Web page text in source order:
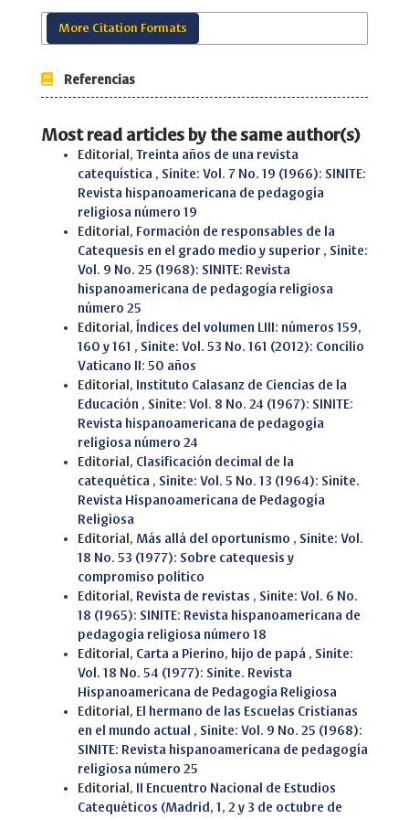
More Citation Formats
Referencias
Most read articles by the same author(s)
Editorial, Treinta años de una revista
catequística , Sinite: Vol. 7 No. 19 (1966): SINITE:
Revista hispanoamericana de pedagogía
religiosa número 19
Editorial, Formación de responsables de la
Catequesis en el grado medio y superior , Sinite:
Vol. 9 No. 25 (1968): SINITE: Revista
hispanoamericana de pedagogía religiosa
número 25
Editorial, Índices del volumen LIII: números 159,
160 y 161 , Sinite: Vol. 53 No. 161 (2012): Concilio
Vaticano II: 50 años
Editorial, Instituto Calasanz de Ciencias de la
Educación , Sinite: Vol. 8 No. 24 (1967): SINITE:
Revista hispanoamericana de pedagogía
religiosa número 24
Editorial, Clasificación decimal de la
catequética , Sinite: Vol. 5 No. 13 (1964): Sinite.
Revista Hispanoamericana de Pedagogía
Religiosa
Editorial, Más allá del oportunismo , Sinite: Vol.
18 No. 53 (1977): Sobre catequesis y
compromiso político
Editorial, Revista de revistas , Sinite: Vol. 6 No.
18 (1965): SINITE: Revista hispanoamericana de
pedagogía religiosa número 18
Editorial, Carta a Pierino, hijo de papá , Sinite:
Vol. 18 No. 54 (1977): Sinite. Revista
Hispanoamericana de Pedagogía Religiosa
Editorial, El hermano de las Escuelas Cristianas
en el mundo actual , Sinite: Vol. 9 No. 25 (1968):
SINITE: Revista hispanoamericana de pedagogía
religiosa número 25
Editorial, II Encuentro Nacional de Estudios
Catequéticos (Madrid, 1, 2 y 3 de octubre de